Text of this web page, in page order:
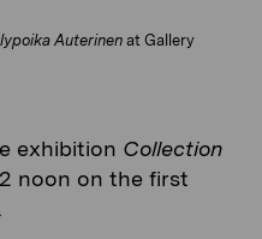
Auterinen at Gallery
exhibition Collection
noon on the first